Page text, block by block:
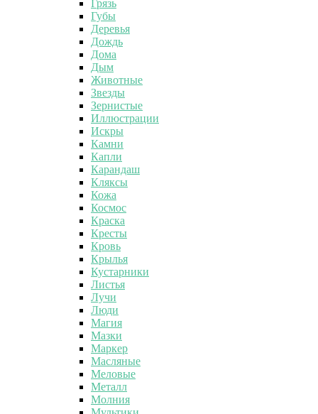
Грязь
Губы
Деревья
Дождь
Дома
Дым
Животные
Звезды
Зернистые
Иллюстрации
Искры
Камни
Капли
Карандаш
Кляксы
Кожа
Космос
Краска
Кресты
Кровь
Крылья
Кустарники
Листья
Лучи
Люди
Магия
Мазки
Маркер
Масляные
Меловые
Металл
Молния